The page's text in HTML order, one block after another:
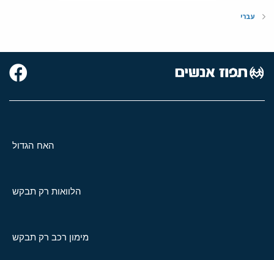
עברי
האח הגדול
הלוואות רק תבקש
מימון רכב רק תבקש